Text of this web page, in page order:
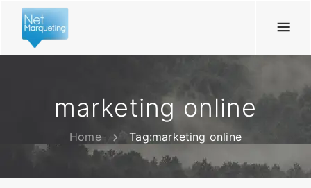
marketing online
Home Tag:marketing online